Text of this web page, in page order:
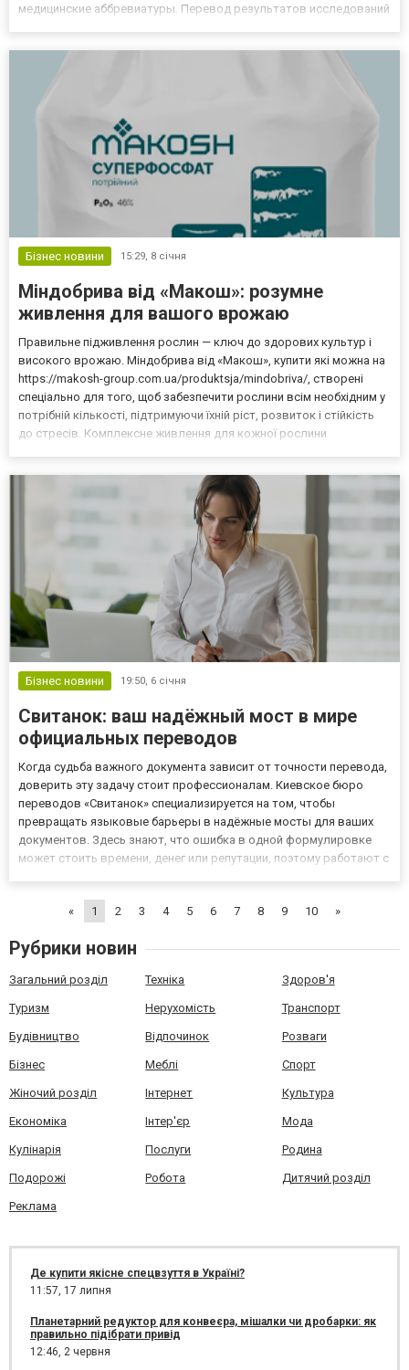
медицинские аббревиатуры. Перевод результатов исследований
Бізнес новини 15:29, 8 січня
Міндобрива від «Макош»: розумне
живлення для вашого врожаю
Правильне підживлення рослин — ключ до здорових культур і
високого врожаю. Міндобрива від «Макош», купити які можна на
https://makosh-group.com.ua/produktsja/mindobriva/, створені
спеціально для того, щоб забезпечити рослини всім необхідним у
потрібній кількості, підтримуючи їхній ріст, розвиток і стійкість
до стресів. Комплексне живлення для кожної рослини
Бізнес новини 19:50, 6 січня
Свитанок: ваш надёжный мост в мире
официальных переводов
Когда судьба важного документа зависит от точности перевода,
доверить эту задачу стоит профессионалам. Киевское бюро
переводов «Свитанок» специализируется на том, чтобы
превращать языковые барьеры в надёжные мосты для ваших
документов. Здесь знают, что ошибка в одной формулировке
может стоить времени, денег или репутации, поэтому работают с
лингвистическое...
« 1 2 3 4 5 6 7 8 9 10 »
Рубрики новин
Загальний розділ Техніка Здоров'я
Туризм Нерухомість Транспорт
Будівництво Відпочинок Розваги
Бізнес Меблі Спорт
Жіночий розділ Інтернет Культура
Економіка Інтер'єр Мода
Кулінарія Послуги Родина
Подорожі Робота Дитячий розділ
Реклама
Де купити якісне спецвзуття в Україні?
11:57, 17 липня
Планетарний редуктор для конвеєра, мішалки чи дробарки: як
правильно підібрати привід
12:46, 2 червня